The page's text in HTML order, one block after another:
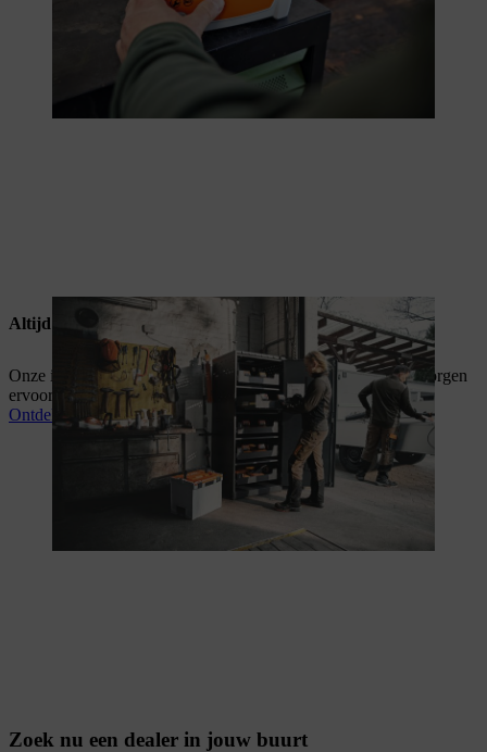
Altijd energie
Onze innovatieve toepassingen voor laad- en energiebeheer zorgen
ervoor dat je je apparaten altijd eenvoudig oplaadt en beheert.
Ontdek onze oplossingen
Zoek nu een dealer in jouw buurt